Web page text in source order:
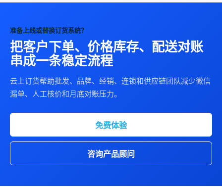
准备上线或替换订货系统？
把客户下单、价格库存、配送对账
串成一条稳定流程
云上订货帮助批发、品牌、经销、连锁和供应链团队减少微信
漏单、人工核价和月底对账压力。
免费体验
咨询产品顾问